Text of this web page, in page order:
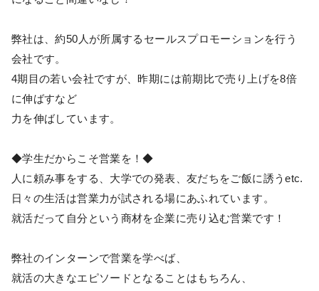
弊社は、約50人が所属するセールスプロモーションを行う
会社です。
4期目の若い会社ですが、昨期には前期比で売り上げを8倍
に伸ばすなど
力を伸ばしています。
◆学生だからこそ営業を！◆
人に頼み事をする、大学での発表、友だちをご飯に誘うetc.
日々の生活は営業力が試される場にあふれています。
就活だって自分という商材を企業に売り込む営業です！
弊社のインターンで営業を学べば、
就活の大きなエピソードとなることはもちろん、